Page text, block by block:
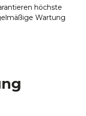
höchste
Wartung